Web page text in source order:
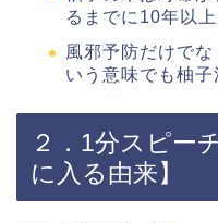
るまでに10年以
風邪予防だけで
いう意味でも柚
２．1分スピー
に入る由来】